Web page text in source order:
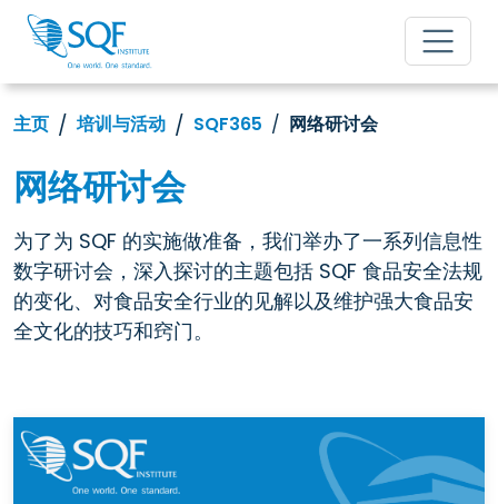
主页 培训与活动 SQF365 网络研讨会
网络研讨会
为了为 SQF 的实施做准备，我们举办了一系列信息性
数字研讨会，深入探讨的主题包括 SQF 食品安全法规
的变化、对食品安全行业的见解以及维护强大食品安
全文化的技巧和窍门。